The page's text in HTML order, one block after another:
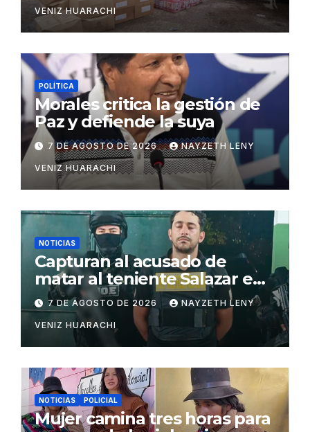
VENIZ HUARACHI
POLÍTICA
Morales critica la gestión de
Paz y defiende la suya
7 DE AGOSTO DE 2026 NAYZETH LENY
VENIZ HUARACHI
NOTICIAS
Capturan al acusado de
matar al teniente Salazar en
San Matías
7 DE AGOSTO DE 2026 NAYZETH LENY
VENIZ HUARACHI
NOTICIAS POLICIAL
Mujer camina tres horas para